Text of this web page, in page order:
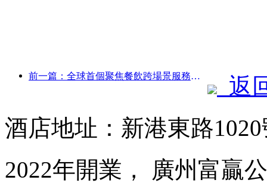
前一篇：全球首個聚焦餐飲跨場景服務的人形機器人發布
返
酒店地址：新港東路
2022年開業， 廣州富贏